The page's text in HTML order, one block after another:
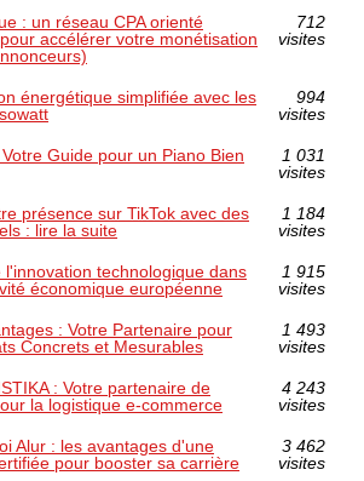
: un réseau CPA orienté
accélérer votre monétisation
712
visites
énergétique simplifiée avec les
994
visites
Guide pour un Piano Bien
1 031
visites
présence sur TikTok avec des
: lire la suite
1 184
visites
l'innovation technologique dans
économique européenne
1 915
visites
: Votre Partenaire pour
Concrets et Mesurables
1 493
visites
: Votre partenaire de
la logistique e-commerce
4 243
visites
Alur : les avantages d'une
pour booster sa carrière
3 462
visites